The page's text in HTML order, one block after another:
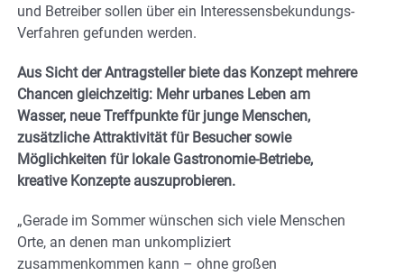
und Betreiber sollen über ein Interessensbekundungs-
Verfahren gefunden werden.
Aus Sicht der Antragsteller biete das Konzept mehrere
Chancen gleichzeitig: Mehr urbanes Leben am
Wasser, neue Treffpunkte für junge Menschen,
zusätzliche Attraktivität für Besucher sowie
Möglichkeiten für lokale Gastronomie-Betriebe,
kreative Konzepte auszuprobieren.
„Gerade im Sommer wünschen sich viele Menschen
Orte, an denen man unkompliziert
zusammenkommen kann – ohne großen